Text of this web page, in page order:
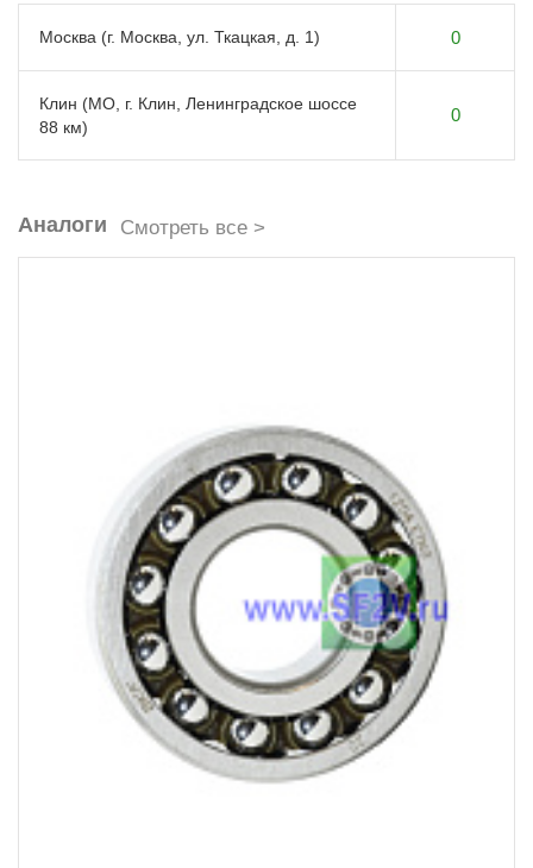
Москва (г. Москва, ул. Ткацкая, д. 1) 0
Клин (МО, г. Клин, Ленинградское шоссе
88 км)
0
Аналоги Смотреть все >